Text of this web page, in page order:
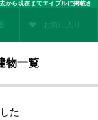
賃貸マンション・賃貸アパートなど北松浦郡佐々町本田原免(長崎県)の過去から現在までエイブルに掲載された賃貸住宅情報・建物情報を検索！不動産賃貸を探すなら、お部屋探しのエイブル
お気に入り
物一覧
た